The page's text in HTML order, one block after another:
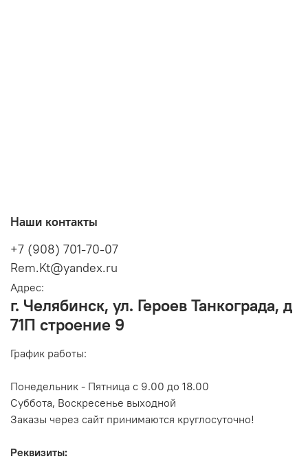
Наши контакты
+7 (908) 701-70-07
Rem.Kt@yandex.ru
Адрес:
г. Челябинск, ул. Героев Танкограда, д
71П строение 9
График работы:
Понедельник - Пятница с 9.00 до 18.00
Суббота, Воскресенье выходной
Заказы через сайт принимаются круглосуточно!
Реквизиты: